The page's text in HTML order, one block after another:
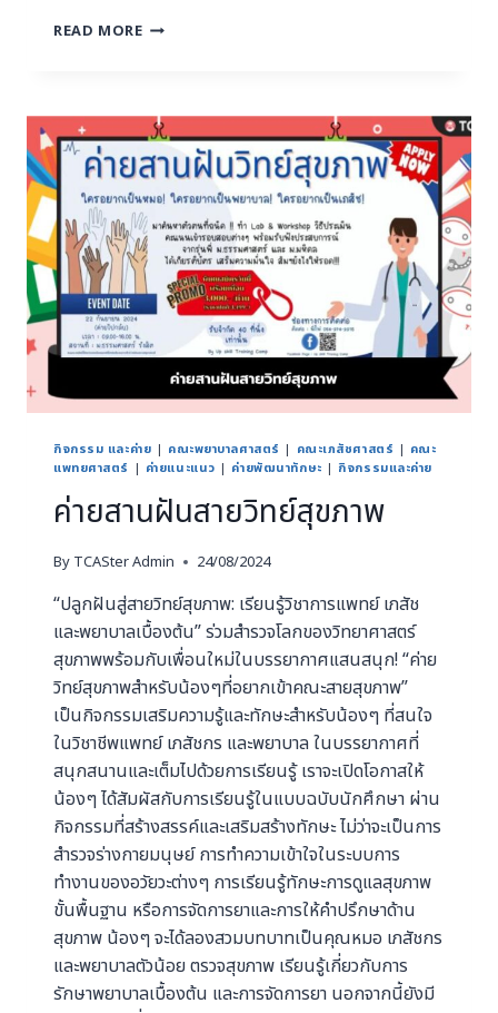
READ MORE
กิจกรรม และค่าย | คณะพยาบาลศาสตร์ | คณะเภสัชศาสตร์ | คณะ
แพทยศาสตร์ | ค่ายแนะแนว | ค่ายพัฒนาทักษะ | กิจกรรมและค่าย
ค่ายสานฝันสายวิทย์สุขภาพ
By TCASter Admin 24/08/2024
“ปลูกฝันสู่สายวิทย์สุขภาพ: เรียนรู้วิชาการแพทย์ เภสัช
และพยาบาลเบื้องต้น” ร่วมสำรวจโลกของวิทยาศาสตร์
สุขภาพพร้อมกับเพื่อนใหม่ในบรรยากาศแสนสนุก! “ค่าย
วิทย์สุขภาพสำหรับน้องๆที่อยากเข้าคณะสายสุขภาพ”
เป็นกิจกรรมเสริมความรู้และทักษะสำหรับน้องๆ ที่สนใจ
ในวิชาชีพแพทย์ เภสัชกร และพยาบาล ในบรรยากาศที่
สนุกสนานและเต็มไปด้วยการเรียนรู้ เราจะเปิดโอกาสให้
น้องๆ ได้สัมผัสกับการเรียนรู้ในแบบฉบับนักศึกษา ผ่าน
กิจกรรมที่สร้างสรรค์และเสริมสร้างทักษะ ไม่ว่าจะเป็นการ
สำรวจร่างกายมนุษย์ การทำความเข้าใจในระบบการ
ทำงานของอวัยวะต่างๆ การเรียนรู้ทักษะการดูแลสุขภาพ
ขั้นพื้นฐาน หรือการจัดการยาและการให้คำปรึกษาด้าน
สุขภาพ น้องๆ จะได้ลองสวมบทบาทเป็นคุณหมอ เภสัชกร
และพยาบาลตัวน้อย ตรวจสุขภาพ เรียนรู้เกี่ยวกับการ
รักษาพยาบาลเบื้องต้น และการจัดการยา นอกจากนี้ยังมี